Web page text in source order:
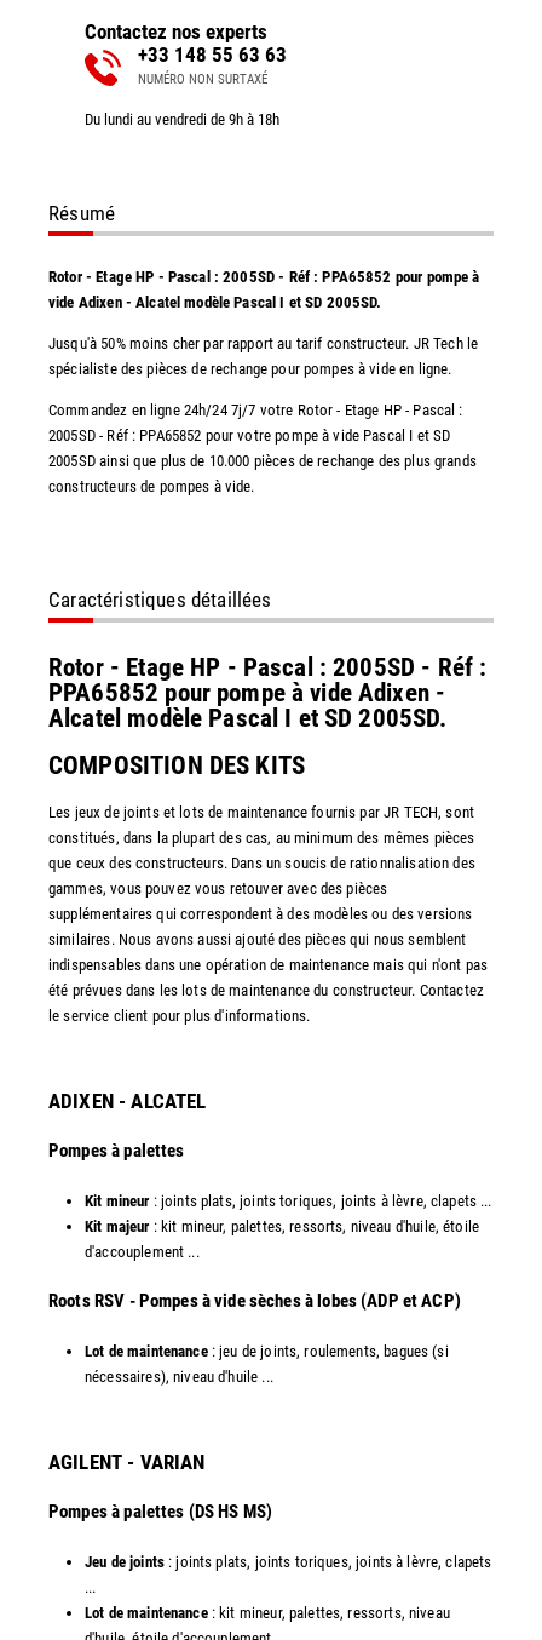
Contactez nos experts
+33 148 55 63 63
NUMÉRO NON SURTAXÉ
Du lundi au vendredi de 9h à 18h
Résumé
Rotor - Etage HP - Pascal : 2005SD - Réf : PPA65852 pour pompe à
vide Adixen - Alcatel modèle Pascal I et SD 2005SD.
Jusqu'à 50% moins cher par rapport au tarif constructeur. JR Tech le
spécialiste des pièces de rechange pour pompes à vide en ligne.
Commandez en ligne 24h/24 7j/7 votre Rotor - Etage HP - Pascal :
2005SD - Réf : PPA65852 pour votre pompe à vide Pascal I et SD
2005SD ainsi que plus de 10.000 pièces de rechange des plus grands
constructeurs de pompes à vide.
Caractéristiques détaillées
Rotor - Etage HP - Pascal : 2005SD - Réf :
PPA65852 pour pompe à vide Adixen -
Alcatel modèle Pascal I et SD 2005SD.
COMPOSITION DES KITS
Les jeux de joints et lots de maintenance fournis par JR TECH, sont
constitués, dans la plupart des cas, au minimum des mêmes pièces
que ceux des constructeurs. Dans un soucis de rationnalisation des
gammes, vous pouvez vous retouver avec des pièces
supplémentaires qui correspondent à des modèles ou des versions
similaires. Nous avons aussi ajouté des pièces qui nous semblent
indispensables dans une opération de maintenance mais qui n'ont pas
été prévues dans les lots de maintenance du constructeur. Contactez
le service client pour plus d'informations.
ADIXEN - ALCATEL
Pompes à palettes
Kit mineur : joints plats, joints toriques, joints à lèvre, clapets ...
Kit majeur : kit mineur, palettes, ressorts, niveau d'huile, étoile
d'accouplement ...​
​Roots RSV - Pompes à vide sèches à lobes (ADP et ACP)
Lot de maintenance: jeu de joints, roulements, bagues (si
nécessaires), niveau d'huile ...​
AGILENT - VARIAN
Pompes à palettes (DS HS MS)
Jeu de joints : joints plats, joints toriques, joints à lèvre, clapets
...
Lot de maintenance: kit mineur, palettes, ressorts, niveau